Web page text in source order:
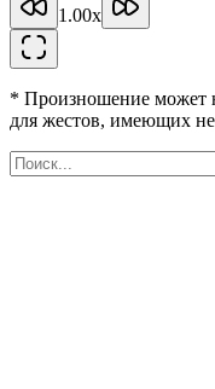
1.00x
* Произношение может
для жестов, имеющих